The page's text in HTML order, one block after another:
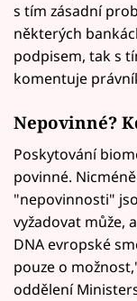
s tím zásadní
některých
podpisem, tak s
komentuje
Nepovinné?
Poskytování
povinné.
"nepovinnosti"
vyžadovat může,
DNA evropské
pouze o
oddělení